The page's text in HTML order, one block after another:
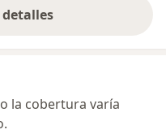
la dirección
la cobertura varía